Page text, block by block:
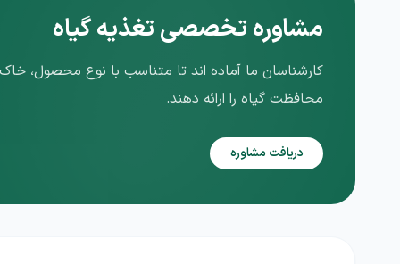
مشاوره تخصصی تغذیه گیاه
کارشناسان ما آماده اند تا متناسب با نوع محصول، خاک
محافظت گیاه را ارائه دهند.
دریافت مشاوره